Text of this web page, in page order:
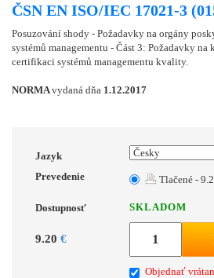
ČSN EN ISO/IEC 17021-3
Posuzování shody - Požadavky na orgány
systémů managementu - Část 3: Požadavky
certifikaci systémů managementu kvality.
NORMAvydaná dňa 1.12.2017
Jazyk
Prevedenie
Tlačené -
Dostupnosť SKLADOM
9.20 €
Objednať